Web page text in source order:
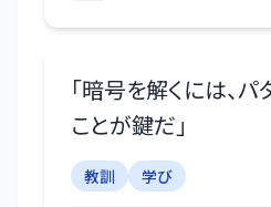
「暗号を解くには、
ことが鍵だ 」
教訓 学び